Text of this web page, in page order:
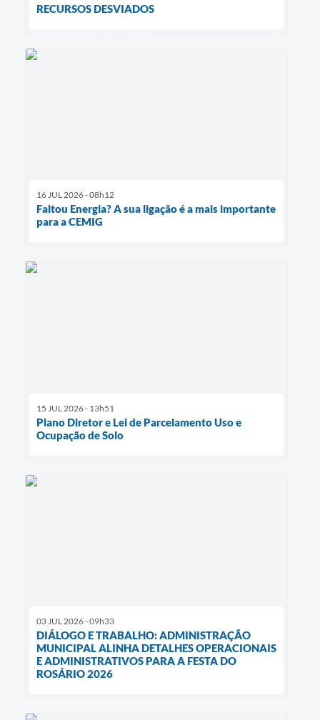
RECURSOS DESVIADOS
16 JUL 2026 - 08h12
Faltou Energia? A sua ligação é a mais importante
para a CEMIG
15 JUL 2026 - 13h51
Plano Diretor e Lei de Parcelamento Uso e
Ocupação de Solo
03 JUL 2026 - 09h33
DIÁLOGO E TRABALHO: ADMINISTRAÇÃO
MUNICIPAL ALINHA DETALHES OPERACIONAIS
E ADMINISTRATIVOS PARA A FESTA DO
ROSÁRIO 2026